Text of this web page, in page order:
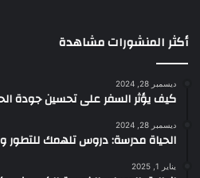
أكثر المنشورات مشاهدة
ديسمبر 28, 2024
كيف يؤثر السفر على تحسين جودة
ديسمبر 28, 2024
الحياة مدرسة: دروس تلهمك للتطور
يناير 1, 2025